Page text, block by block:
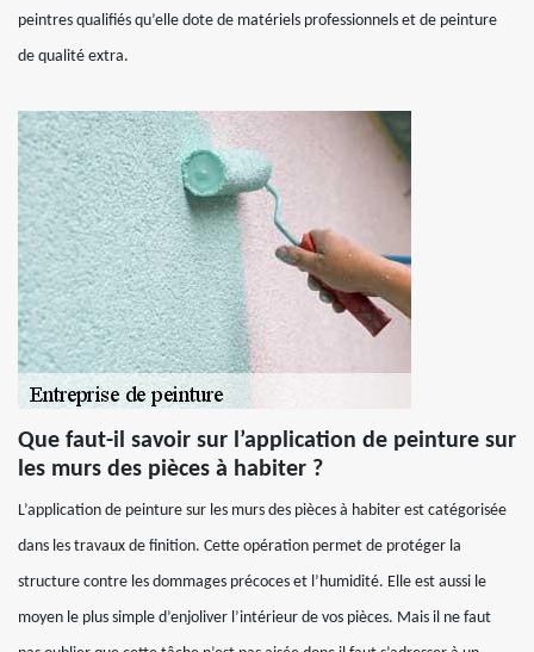
peintres qualifiés qu’elle dote de matériels professionnels et de peinture
de qualité extra.
Que faut-il savoir sur l’application de peinture sur
les murs des pièces à habiter ?
L’application de peinture sur les murs des pièces à habiter est catégorisée
dans les travaux de finition. Cette opération permet de protéger la
structure contre les dommages précoces et l’humidité. Elle est aussi le
moyen le plus simple d’enjoliver l’intérieur de vos pièces. Mais il ne faut